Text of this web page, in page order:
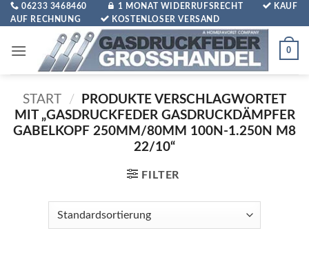
Zum
Inhalt
06233 3468460 1 MONAT WIDERRUFSRECHT
KAUF
AUF RECHNUNG
KOSTENLOSER VERSAND
0
START /
PRODUKTE VERSCHLAGWORTET
MIT „GASDRUCKFEDER GASDRUCKDÄMPFER
GABELKOPF 250MM/80MM 100N-1.250N M8
22/10“
FILTER